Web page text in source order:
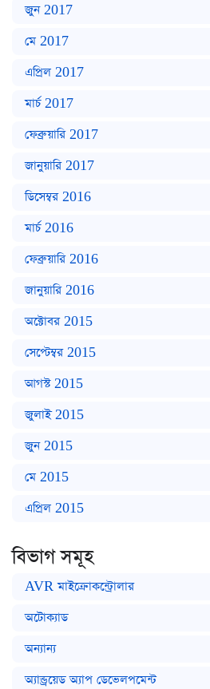
জুন 2017
মে 2017
এপ্রিল 2017
মার্চ 2017
ফেব্রুয়ারি 2017
জানুয়ারি 2017
ডিসেম্বর 2016
মার্চ 2016
ফেব্রুয়ারি 2016
জানুয়ারি 2016
অক্টোবর 2015
সেপ্টেম্বর 2015
আগস্ট 2015
জুলাই 2015
জুন 2015
মে 2015
এপ্রিল 2015
বিভাগ সমূহ
AVR মাইক্রোকন্ট্রোলার
অটোক্যাড
অন্যান্য
অ্যান্ড্রয়েড অ্যাপ ডেভেলপমেন্ট